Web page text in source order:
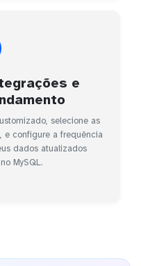
e
selecione as
e configure a frequência
dados atualizados
MySQL.